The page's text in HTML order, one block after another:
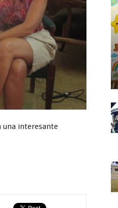
una interesante